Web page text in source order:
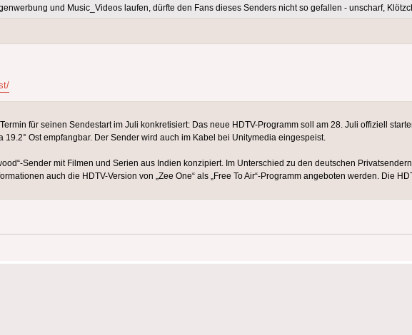
und Music_Videos laufen, dürfte den Fans dieses Senders nicht so gefallen - unscharf,
für seinen Sendestart im Juli konkretisiert: Das neue HDTV-Programm soll am 28. Juli offiziell
Ost empfangbar. Der Sender wird auch im Kabel bei Unitymedia eingespeist.
Sender mit Filmen und Serien aus Indien konzipiert. Im Unterschied zu den deutschen
auch die HDTV-Version von „Zee One“ als „Free To Air“-Programm angeboten werden. Die